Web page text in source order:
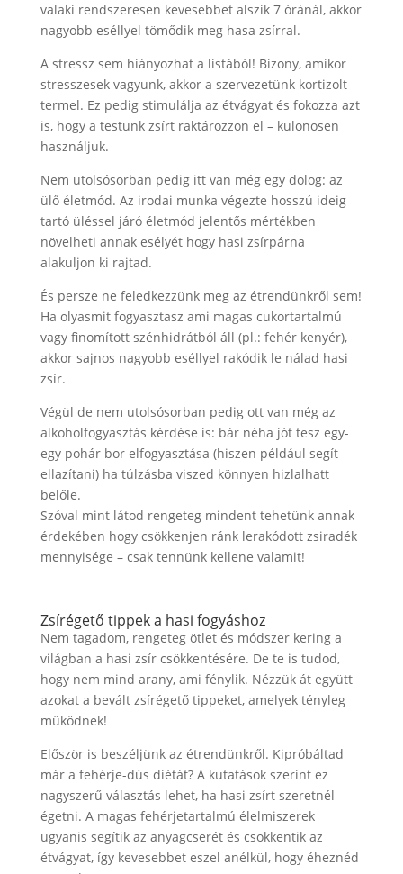
valaki rendszeresen kevesebbet alszik 7 óránál, akkor
nagyobb eséllyel tömődik meg hasa zsírral.
A stressz sem hiányozhat a listából! Bizony, amikor
stresszesek vagyunk, akkor a szervezetünk kortizolt
termel. Ez pedig stimulálja az étvágyat és fokozza azt
is, hogy a testünk zsírt raktározzon el – különösen
használjuk.
Nem utolsósorban pedig itt van még egy dolog: az
ülő életmód. Az irodai munka végezte hosszú ideig
tartó üléssel járó életmód jelentős mértékben
növelheti annak esélyét hogy hasi zsírpárna
alakuljon ki rajtad.
És persze ne feledkezzünk meg az étrendünkről sem!
Ha olyasmit fogyasztasz ami magas cukortartalmú
vagy finomított szénhidrátból áll (pl.: fehér kenyér),
akkor sajnos nagyobb eséllyel rakódik le nálad hasi
zsír.
Végül de nem utolsósorban pedig ott van még az
alkoholfogyasztás kérdése is: bár néha jót tesz egy-
egy pohár bor elfogyasztása (hiszen például segít
ellazítani) ha túlzásba viszed könnyen hizlalhatt
belőle.
Szóval mint látod rengeteg mindent tehetünk annak
érdekében hogy csökkenjen ránk lerakódott zsiradék
mennyisége – csak tennünk kellene valamit!
Zsírégető tippek a hasi fogyáshoz
Nem tagadom, rengeteg ötlet és módszer kering a
világban a hasi zsír csökkentésére. De te is tudod,
hogy nem mind arany, ami fénylik. Nézzük át együtt
azokat a bevált zsírégető tippeket, amelyek tényleg
működnek!
Először is beszéljünk az étrendünkről. Kipróbáltad
már a fehérje-dús diétát? A kutatások szerint ez
nagyszerű választás lehet, ha hasi zsírt szeretnél
égetni. A magas fehérjetartalmú élelmiszerek
ugyanis segítik az anyagcserét és csökkentik az
étvágyat, így kevesebbet eszel anélkül, hogy éheznéd